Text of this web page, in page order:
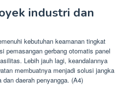
industri dan
kebutuhan keamanan tingkat
pemasangan gerbang otomatis panel
Lebih jauh lagi, keandalannya
membuatnya menjadi solusi jangka
daerah penyangga. (A4)